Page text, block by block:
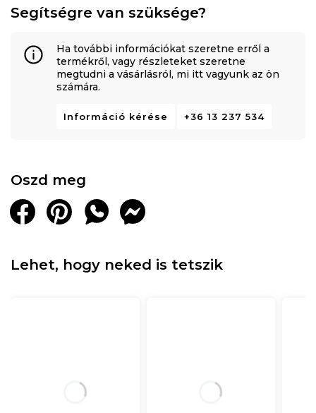
Segítségre van szüksége?
Ha további információkat szeretne erről a
termékről, vagy részleteket szeretne
megtudni a vásárlásról, mi itt vagyunk az ön
számára.
Információ kérése +36 13 237 534
Oszd meg
Lehet, hogy neked is tetszik